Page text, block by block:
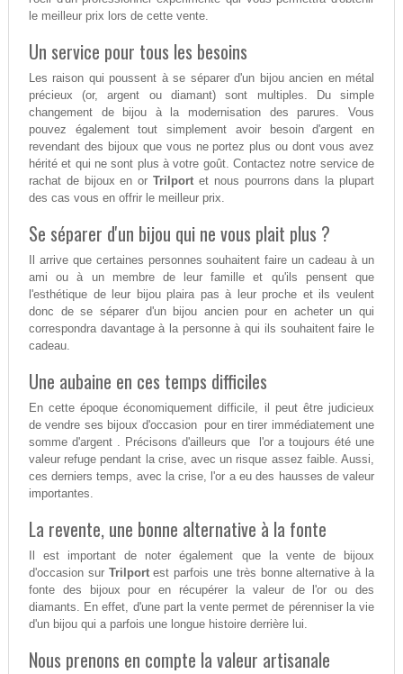
le meilleur prix lors de cette vente.
Un service pour tous les besoins
Les raison qui poussent à se séparer d'un bijou ancien en métal
précieux (or, argent ou diamant) sont multiples. Du simple
changement de bijou à la modernisation des parures. Vous
pouvez également tout simplement avoir besoin d'argent en
revendant des bijoux que vous ne portez plus ou dont vous avez
hérité et qui ne sont plus à votre goût. Contactez notre service de
rachat de bijoux en orTrilport et nous pourrons dans la plupart
des cas vous en offrir le meilleur prix.
Se séparer d'un bijou qui ne vous plait plus ?
Il arrive que certaines personnes souhaitent faire un cadeau à un
ami ou à un membre de leur famille et qu'ils pensent que
l'esthétique de leur bijou plaira pas à leur proche et ils veulent
donc de se séparer d'un bijou ancien pour en acheter un qui
correspondra davantage à la personne à qui ils souhaitent faire le
cadeau.
Une aubaine en ces temps difficiles
En cette époque économiquement difficile, il peut être judicieux
de vendre ses bijoux d'occasion pour en tirer immédiatement une
somme d'argent . Précisons d'ailleurs que l'or a toujours été une
valeur refuge pendant la crise, avec un risque assez faible. Aussi,
ces derniers temps, avec la crise, l'or a eu des hausses de valeur
importantes.
La revente, une bonne alternative à la fonte
Il est important de noter également que la vente de bijoux
d'occasion sur Trilportest parfois une très bonne alternative à la
fonte des bijoux pour en récupérer la valeur de l'or ou des
diamants. En effet, d'une part la vente permet de pérenniser la vie
d'un bijou qui a parfois une longue histoire derrière lui.
Nous prenons en compte la valeur artisanale